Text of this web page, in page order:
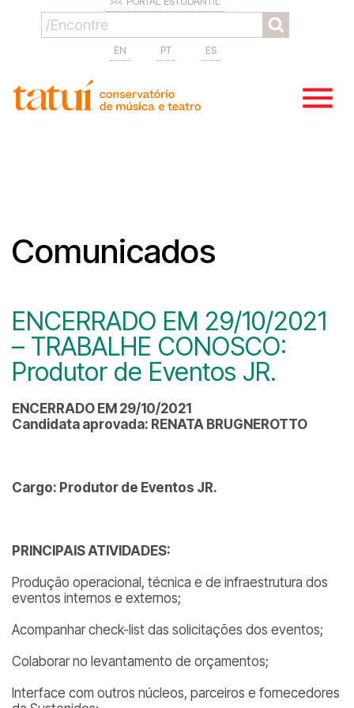
EN PT ES
Comunicados
ENCERRADO EM 29/10/2021
– TRABALHE CONOSCO:
Produtor de Eventos JR.
ENCERRADO EM 29/10/2021
Candidata aprovada: RENATA BRUGNEROTTO
Cargo: Produtor de Eventos JR.
PRINCIPAIS ATIVIDADES:
Produção operacional, técnica e de infraestrutura dos
eventos internos e externos;
Acompanhar check-list das solicitações dos eventos;
Colaborar no levantamento de orçamentos;
Interface com outros núcleos, parceiros e fornecedores